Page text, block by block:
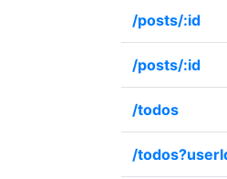
/posts/:id
/posts/:id
/todos
/